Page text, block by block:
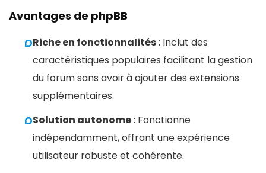
Avantages de phpBB
Riche en fonctionnalités: Inclut des
caractéristiques populaires facilitant la gestion
du forum sans avoir à ajouter des extensions
supplémentaires.
Solution autonome: Fonctionne
indépendamment, offrant une expérience
utilisateur robuste et cohérente.